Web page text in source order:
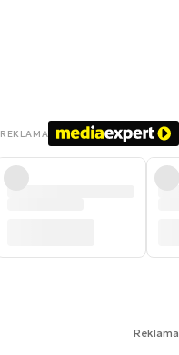
REKLAMA
Reklama